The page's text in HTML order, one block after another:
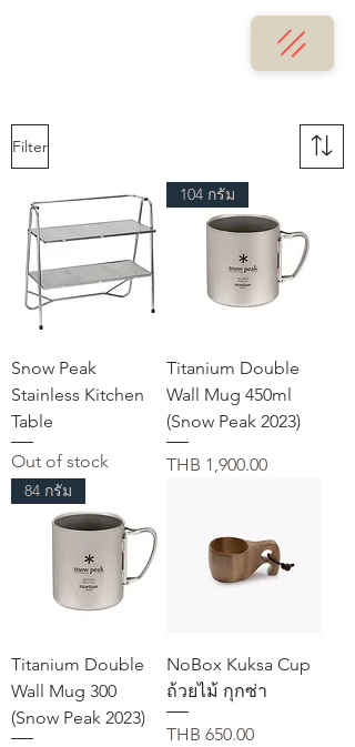
Filter
Snow Peak
Stainless Kitchen
Table
Out of stock
104 กรัม
Titanium Double
Wall Mug 450ml
(Snow Peak 2023)
Price
THB 1,900.00
84 กรัม
Titanium Double
Wall Mug 300
(Snow Peak 2023)
NoBox Kuksa Cup
ถ้วยไม้ กุกซ่า
Price
THB 650.00